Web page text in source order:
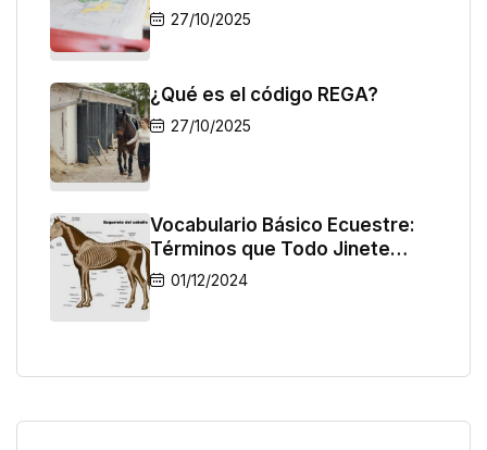
27/10/2025
¿Qué es el código REGA?
27/10/2025
Vocabulario Básico Ecuestre:
Términos que Todo Jinete
Debe Conocer
01/12/2024